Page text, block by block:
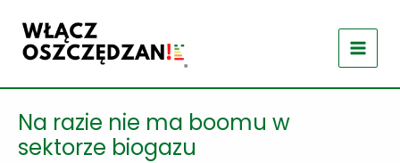
treści
Na razie nie ma boomu w
sektorze biogazu